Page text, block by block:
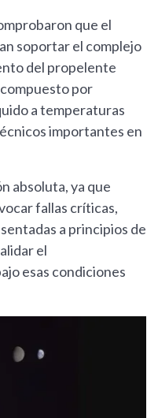
que el
soportar el complejo
del propelente
por
a temperaturas
importantes en
absoluta, ya que
fallas críticas,
a principios de
el
esas condiciones